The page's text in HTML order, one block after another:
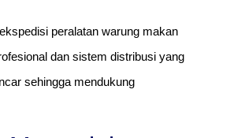
peralatan warung makan
dan sistem distribusi yang
sehingga mendukung